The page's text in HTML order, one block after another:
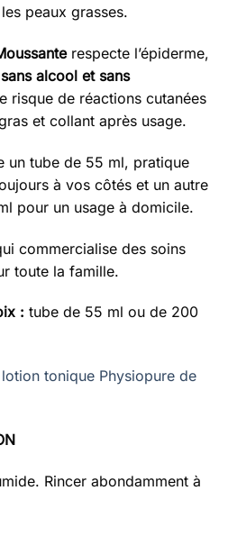
peaux grasses.
respecte l’épiderme,
alcool et sans
risque de réactions cutanées
et collant après usage.
un tube de 55 ml, pratique
à vos côtés et un autre
pour un usage à domicile.
commercialise des soins
toute la famille.
: tube de 55 ml ou de 200
lotion tonique Physiopure de
Rincer abondamment à